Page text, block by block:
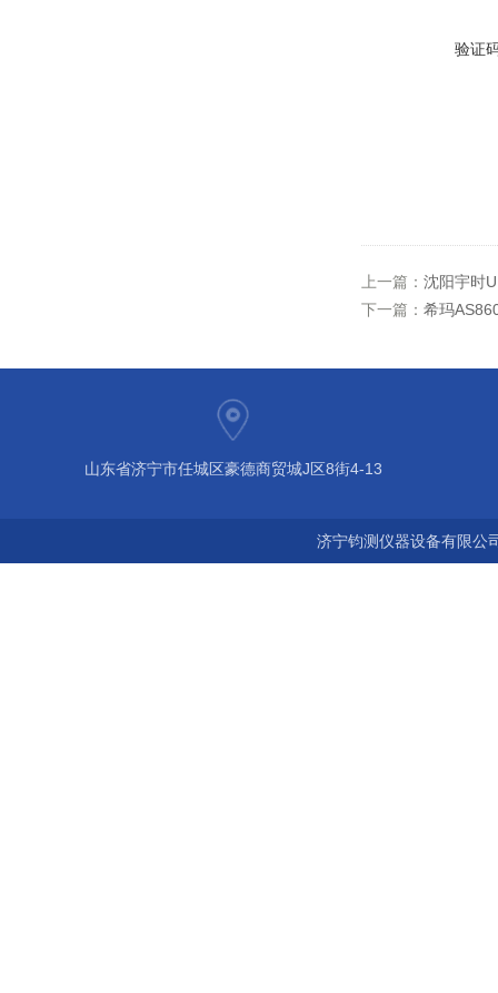
验证
上一篇： 沈阳宇时
下一篇： 希玛
山东省济宁市任城区豪德商贸城J区8街4-13
济宁钧测仪器设备有限